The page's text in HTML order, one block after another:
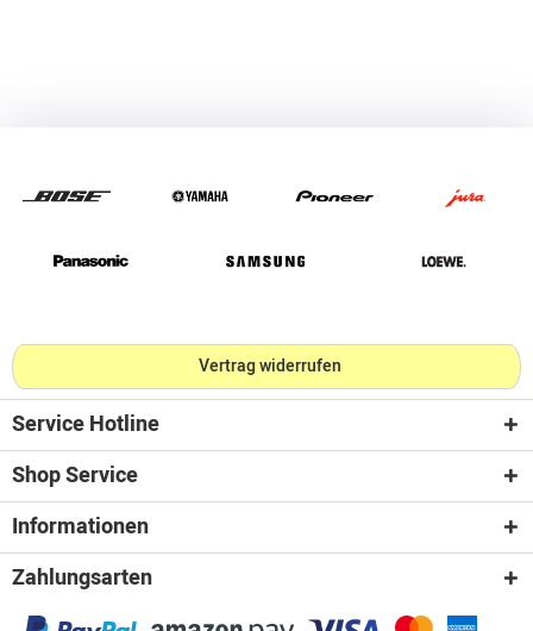
Vertrag widerrufen
Service Hotline
Shop Service
Informationen
Zahlungsarten